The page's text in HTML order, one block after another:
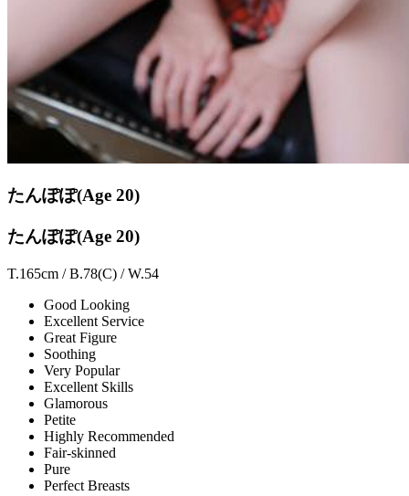
たんぽぽ(Age 20)
たんぽぽ(Age 20)
T.165cm / B.78(C) / W.54
Good Looking
Excellent Service
Great Figure
Soothing
Very Popular
Excellent Skills
Glamorous
Petite
Highly Recommended
Fair-skinned
Pure
Perfect Breasts